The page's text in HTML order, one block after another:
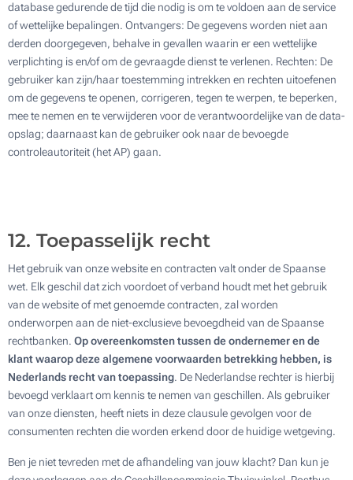
database gedurende de tijd die nodig is om te voldoen aan de service
of wettelijke bepalingen. Ontvangers: De gegevens worden niet aan
derden doorgegeven, behalve in gevallen waarin er een wettelijke
verplichting is en/of om de gevraagde dienst te verlenen. Rechten: De
gebruiker kan zijn/haar toestemming intrekken en rechten uitoefenen
om de gegevens te openen, corrigeren, tegen te werpen, te beperken,
mee te nemen en te verwijderen voor de verantwoordelijke van de data-
opslag; daarnaast kan de gebruiker ook naar de bevoegde
controleautoriteit (het AP) gaan.
12. Toepasselijk recht
Het gebruik van onze website en contracten valt onder de Spaanse
wet. Elk geschil dat zich voordoet of verband houdt met het gebruik
van de website of met genoemde contracten, zal worden
onderworpen aan de niet-exclusieve bevoegdheid van de Spaanse
rechtbanken. Op overeenkomsten tussen de ondernemer en de
klant waarop deze algemene voorwaarden betrekking hebben, is
Nederlands recht van toepassing. De Nederlandse rechter is hierbij
bevoegd verklaart om kennis te nemen van geschillen. Als gebruiker
van onze diensten, heeft niets in deze clausule gevolgen voor de
consumenten rechten die worden erkend door de huidige wetgeving.
Ben je niet tevreden met de afhandeling van jouw klacht? Dan kun je